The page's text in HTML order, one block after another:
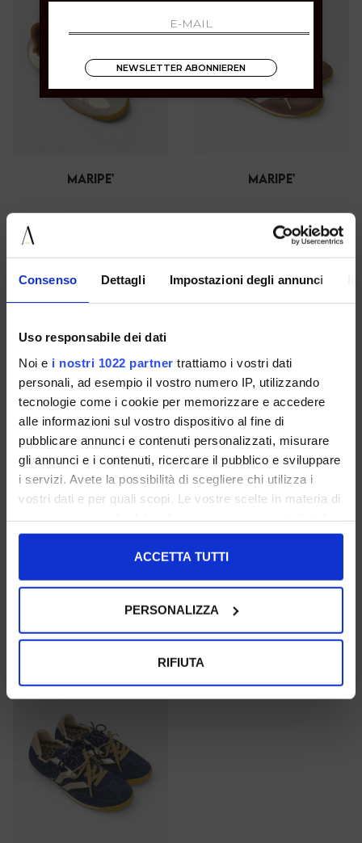
Consenso Dettagli Impostazioni degli annunci
Uso responsabile dei dati
Noi e i nostri 1022 partner trattiamo i vostri dati
personali, ad esempio il vostro numero IP, utilizzando
tecnologie come i cookie per memorizzare e accedere
alle informazioni sul vostro dispositivo al fine di
pubblicare annunci e contenuti personalizzati, misurare
gli annunci e i contenuti, ricercare il pubblico e sviluppare
i servizi. Avete la possibilità di scegliere chi utilizza i
vostri dati e per quali scopi. Le vostre scelte in materia di
in cui avete effettuato le vostre scelte. È possibile
modificare o revocare il proprio consenso in qualsiasi
momento dalla Dichiarazione sui cookie o facendo clic
Con il tuo consenso, vorremmo anche:
raccogliere informazioni sulla tua posizione
Identificare il tuo dispositivo, scansionandolo
attivamente alla ricerca di caratteristiche specifiche
(impronte digitali).
Approfondisci come vengono elaborati i tuoi dati personali
e imposta le tue preferenze nella
modificare o ritirare il tuo consenso in qualsiasi momento
ACCETTA TUTTI
PERSONALIZZA
RIFIUTA
maripe'
€ 139.00 -40%
maripe'
36 37 39
€ 139.00 -40%
SALE
maripe'
SALE
maripe'
NEWSLETTER ABONNIEREN